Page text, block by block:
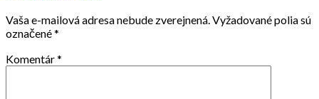
Vaša e-mailová adresa nebude zverejnená. Vyžadované polia sú
označené*
Komentár*